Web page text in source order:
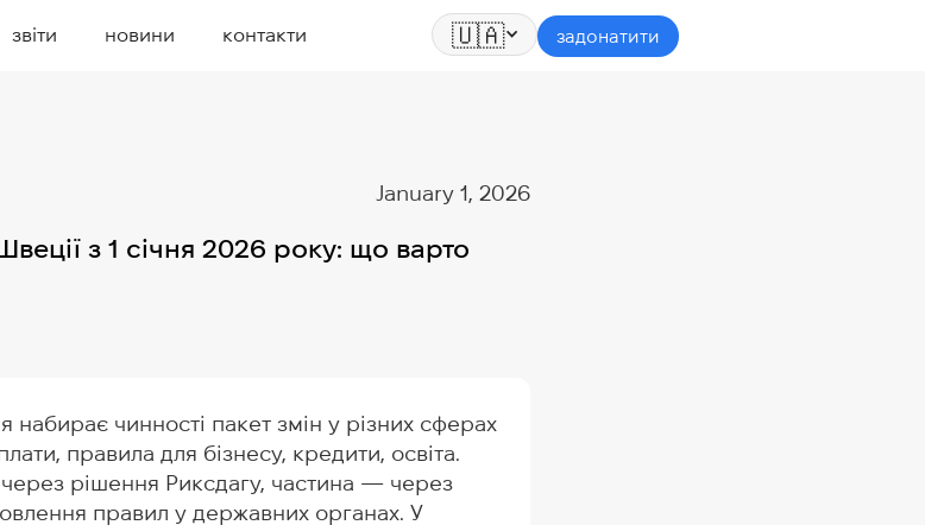
звіти новини контакти 🇺🇦 задонатити
January 1, 2026
з 1 січня 2026 року: що варто
набирає чинності пакет змін у різних сферах
правила для бізнесу, кредити, освіта.
рішення Риксдагу, частина — через
правил у державних органах. У